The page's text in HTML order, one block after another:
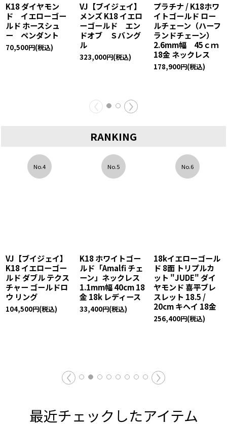
VJ【ブイジェイ】
プラチナ / K18 ホワ
イトゴールド ダイ
ヤモンド クロス
Royal.S.Pendant
【ロイヤル・エ
K18 イエローゴー
ルド ＆ ピンクゴー
ルド メンズ ダブル
ロウ ペンダントチ
ェーンセット
VJ【ブイジェイ】
K18 イエローゴー
ルド ダイヤモンド
クレイジースター
ペンダント クロス
ロールチェーンセッ
ト
RANKING
No.4
VJ【ブイジェイ】
K18 イエローゴー
ルド ダブル テクス
チャー ゴールドロ
ウ リング
104,500円(税込)
No.5
K18 ホワイトゴー
ルド「Amalfi チェ
ーン」ネックレス
1.1mm幅 40cm 18
金 18k レディース
33,400円(税込)
No.6
18kイエローゴール
ド 8面 トリプルカ
ット "JUDE" ダイ
ヤモンド 喜平ブレ
スレット 18.5 /
20cm キヘイ 18金
256,400円(税込)
最近チェックしたアイテム